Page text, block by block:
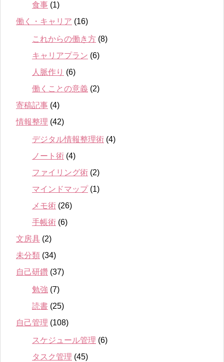
食事 (1)
働く・キャリア (16)
これからの働き方 (8)
キャリアプラン (6)
人脈作り (6)
働くことの意義 (2)
寄稿記事 (4)
情報整理 (42)
デジタル情報整理術 (4)
ノート術 (4)
ファイリング術 (2)
マインドマップ(1)
メモ術 (26)
手帳術 (6)
文房具 (2)
未分類 (34)
自己研鑽 (37)
勉強 (7)
読書 (25)
自己管理 (108)
スケジュール管理 (6)
タスク管理 (45)